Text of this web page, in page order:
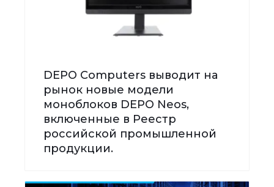
DEPO Computers выводит на
рынок новые модели
моноблоков DEPO Neos,
включенные в Реестр
российской промышленной
продукции.